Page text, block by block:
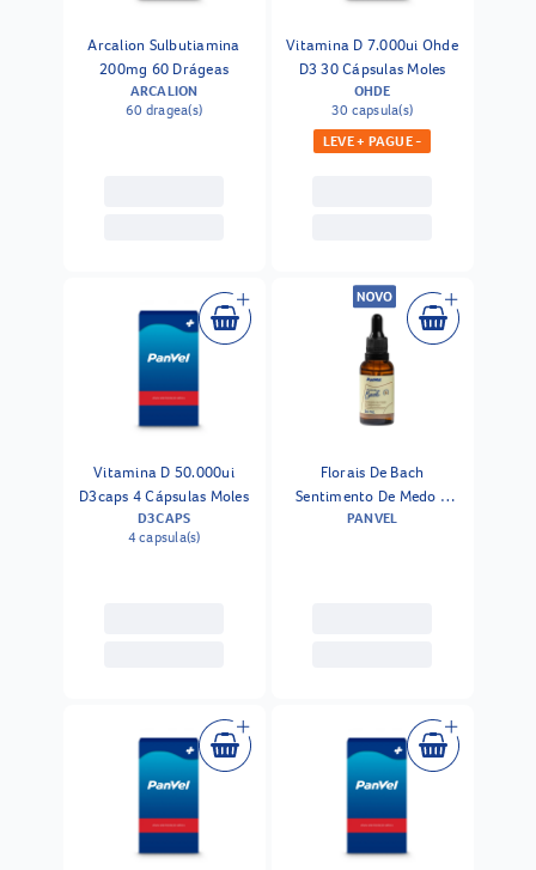
Arcalion Sulbutiamina
200mg 60 Drágeas
ARCALION
60 dragea(s)
Vitamina D 7.000ui Ohde
D3 30 Cápsulas Moles
OHDE
30 capsula(s)
LEVE + PAGUE -
Vitamina D 50.000ui
D3caps 4 Cápsulas Moles
D3CAPS
4 capsula(s)
Florais De Bach
Sentimento De Medo E
Insegurança Sentimento
PANVEL